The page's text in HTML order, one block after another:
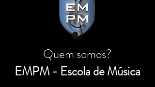
Quem somos?
EMPM - Escola de Música